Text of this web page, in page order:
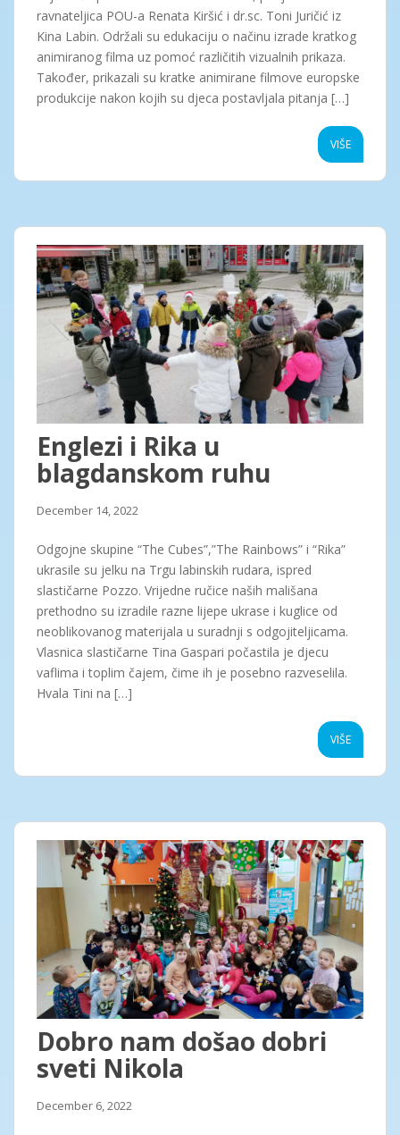
ravnateljica POU-a Renata Kiršić i dr.sc. Toni Juričić iz
Kina Labin. Održali su edukaciju o načinu izrade kratkog
animiranog filma uz pomoć različitih vizualnih prikaza.
Također, prikazali su kratke animirane filmove europske
produkcije nakon kojih su djeca postavljala pitanja […]
VIŠE
Englezi i Rika u
blagdanskom ruhu
December 14, 2022
Odgojne skupine “The Cubes”,”The Rainbows” i “Rika”
ukrasile su jelku na Trgu labinskih rudara, ispred
slastičarne Pozzo. Vrijedne ručice naših mališana
prethodno su izradile razne lijepe ukrase i kuglice od
neoblikovanog materijala u suradnji s odgojiteljicama.
Vlasnica slastičarne Tina Gaspari počastila je djecu
vaflima i toplim čajem, čime ih je posebno razveselila.
Hvala Tini na […]
VIŠE
Dobro nam došao dobri
sveti Nikola
December 6, 2022